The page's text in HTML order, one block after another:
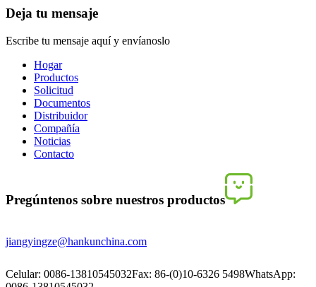
Deja tu mensaje
Escribe tu mensaje aquí y envíanoslo
Hogar
Productos
Solicitud
Documentos
Distribuidor
Compañía
Noticias
Contacto
Pregúntenos sobre nuestros productos
jiangyingze@hankunchina.com
Celular: 0086-13810545032Fax: 86-(0)10-6326 5498WhatsApp: